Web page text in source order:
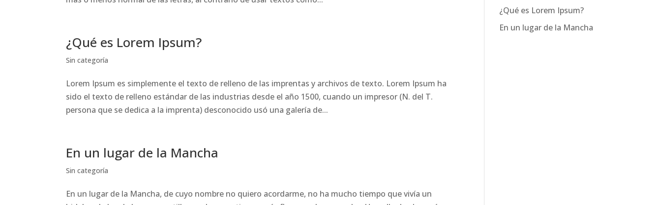
¿Qué es Lorem Ipsum?
Sin categoría
Lorem Ipsum es simplemente el texto de relleno de las imprentas y archivos de texto. Lorem Ipsum ha
sido el texto de relleno estándar de las industrias desde el año 1500, cuando un impresor (N. del T.
persona que se dedica a la imprenta) desconocido usó una galería de...
En un lugar de la Mancha
Sin categoría
En un lugar de la Mancha, de cuyo nombre no quiero acordarme, no ha mucho tiempo que vivía un
¿Qué es Lorem Ipsum?
En un lugar de la Mancha